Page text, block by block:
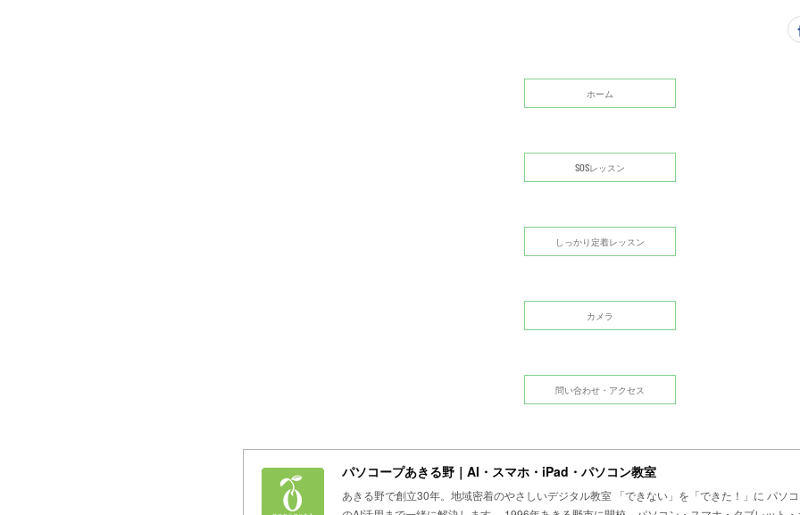
ホーム
SOSレッスン
しっかり定着レッスン
カメラ
問い合わせ・アクセス
パソコープあきる野｜AI・スマホ・iPad・パソコン教室
あきる野で創立30年。地域密着のやさしいデジタル教室 「できない」を「できた！」に パソ